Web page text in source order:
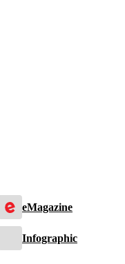
eMagazine
Infographic